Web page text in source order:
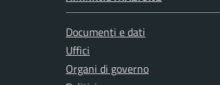
Documenti e dati
Uffici
Organi di governo